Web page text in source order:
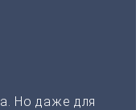
Но даже для